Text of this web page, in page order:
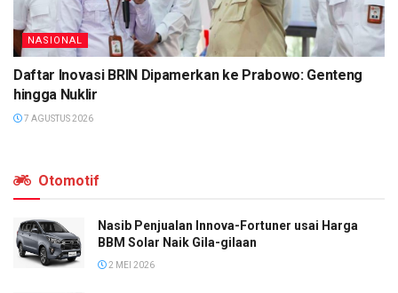
NASIONAL
Daftar Inovasi BRIN Dipamerkan ke Prabowo: Genteng
hingga Nuklir
7 AGUSTUS 2026
Otomotif
Nasib Penjualan Innova-Fortuner usai Harga
BBM Solar Naik Gila-gilaan
2 MEI 2026